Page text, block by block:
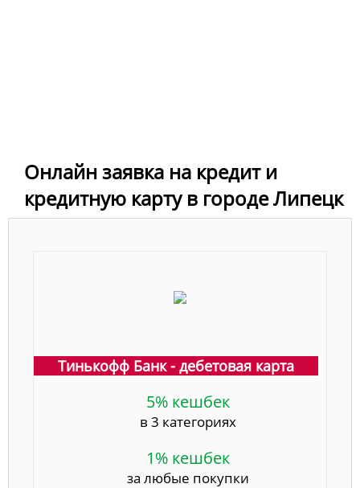
Онлайн заявка на кредит и
кредитную карту в городе Липецк
Тинькофф Банк - дебетовая карта
5% кешбек
в 3 категориях
1% кешбек
за любые покупки